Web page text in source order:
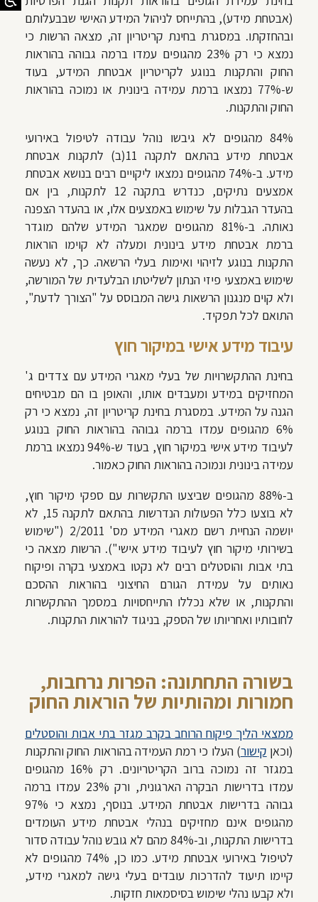
(אבטחת מידע), בהתייחס לניהול המידע האישי שבבעלותם
ובהחזקתו. במסגרת בחינת קריטריון זה, מצאה הרשות כי
נמצא כי רק 23% מהגופים עמדו ברמה גבוהה בהוראות
החוק והתקנות בנוגע לקריטריון אבטחת המידע, בעוד
ש-77% נמצאו ברמת עמידה בינונית או נמוכה בהוראות
החוק והתקנות.
84% מהגופים לא גיבשו נוהל עבודה לטיפול באירועי
אבטחת מידע בהתאם לתקנה 11(ב) לתקנות אבטחת
מידע. ב-74% מהגופים נמצאו ליקויים רבים בנושא אבטחת
אמצעים נתיקים, כנדרש בתקנה 12 לתקנות, בין אם
בהעדר הגבלות על שימוש באמצעים אלו, או בהעדר הצפנה
נאותה. ב-81% מהגופים שמאגר המידע שלהם מוגדר
ברמת אבטחת מידע בינונית ומעלה לא קוימו הוראות
התקנות בנוגע לזיהוי ואימות בעלי הרשאה. כך, לא נעשה
שימוש באמצעי פיזי הנתון לשליטתו הבלעדית של המורשה,
ולא קוים מנגנון הרשאות גישה המבוסס על "הצורך לדעת",
התואם לכל תפקיד.
עיבוד מידע אישי במיקור חוץ
בחינת ההתקשרויות של בעלי מאגרי המידע עם צדדים ג'
המחזיקים במידע ומעבדים אותו, והאופן בו הם מבטיחים
הגנה על המידע. במסגרת בחינת קריטריון זה, נמצא כי רק
6% מהגופים עמדו ברמה גבוהה בהוראות החוק בנוגע
לעיבוד מידע אישי במיקור חוץ, בעוד ש-94% נמצאו ברמת
עמידה בינונית ונמוכה בהוראות החוק כאמור.
ב-88% מהגופים שביצעו התקשרות עם ספקי מיקור חוץ,
לא בוצעו כלל הפעולות הנדרשות בהתאם לתקנה 15, לא
יושמה הנחיית רשם מאגרי המידע מס' 2/2011 ("שימוש
בשירותי מיקור חוץ לעיבוד מידע אישי"). הרשות מצאה כי
בתי אבות והוסטלים רבים לא נקטו באמצעי בקרה ופיקוח
נאותים על עמידת הגורם החיצוני בהוראות ההסכם
והתקנות, או שלא נכללו התייחסויות במסמך ההתקשרות
לחובותיו ואחריותו של הספק, בניגוד להוראות התקנות.
בשורה התחתונה: הפרות נרחבות,
חמורות ומהותיות של הוראות החוק
ממצאי הליך פיקוח הרוחב בקרב מגזר בתי אבות והוסטלים
(וכאן קישור) העלו כי רמת העמידה בהוראות החוק והתקנות
במגזר זה נמוכה ברוב הקריטריונים. רק 16% מהגופים
עמדו בדרישות הבקרה הארגונית, ורק 23% עמדו ברמה
גבוהה בדרישות אבטחת המידע. בנוסף, נמצא כי 97%
מהגופים אינם מחזיקים בנהלי אבטחת מידע העומדים
בדרישות התקנות, וב-84% מהם לא גובש נוהל עבודה סדור
לטיפול באירועי אבטחת מידע. כמו כן, 74% מהגופים לא
קיימו תיעוד להדרכות עובדים בעלי גישה למאגרי מידע,
ולא קבעו נהלי שימוש בסיסמאות חזקות.